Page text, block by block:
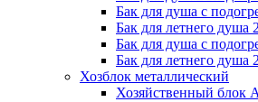
Бак для душа с
Бак для летнего душа
Бак для душа с
Бак для летнего душа
Хозблок металлический
Хозяйственный блок